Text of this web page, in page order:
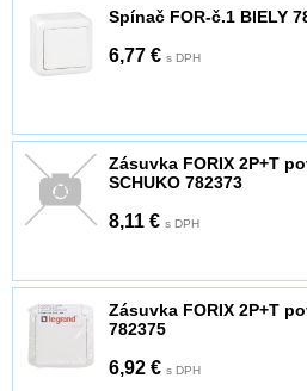
Spínač FOR-č.1 BIELY
6,77 € s DPH
Zásuvka FORIX 2P+T
SCHUKO 782373
8,11 € s DPH
Zásuvka FORIX 2P+T
782375
6,92 € s DPH